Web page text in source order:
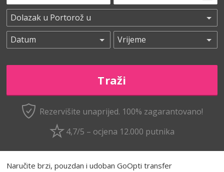
Rezervišite unaprijed. 100% zagarantovano!
4,7/5 – ocjena 12.000 putnika
Naručite brzi, pouzdan i udoban GoOpti transfer